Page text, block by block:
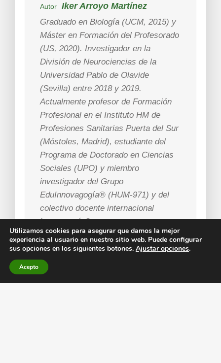
Autor Iker Arroyo Martínez
Graduado en Biología (UCM, 2015) y
Máster en Formación del Profesorado
(US, 2020). Investigador en la
División de Neurociencias de la
Universidad Pablo de Olavide
(Sevilla) entre 2018 y 2019.
Actualmente profesor de Formación
Profesional en el Instituto HM de
Profesiones Sanitarias Puerta del Sur
(Móstoles, Madrid), estudiante del
Programa de Doctorado en Ciencias
Sociales (UPO) y miembro
investigador del Grupo
EduInnovagogía® (HUM-971) y del
colectivo docente internacional
Innovagogía®
Entradas del autor
Redes sociales:
Utilizamos cookies para asegurar que damos la mejor
experiencia al usuario en nuestro sitio web. Puede configurar
sus opciones en los siguientes botones. Ajustar opciones.
Acepto